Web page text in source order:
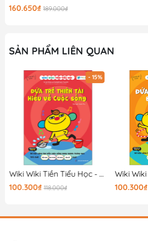
160.650₫ 189.000₫
SẢN PHẨM LIÊN QUAN
- 15%
Wiki Wiki Tiền Tiểu Học - Đứa Trẻ Thiên Tài - Hiểu Về Cuộc Sống
100.300₫ 118.000₫
100.300₫